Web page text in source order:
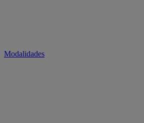
Modalidades